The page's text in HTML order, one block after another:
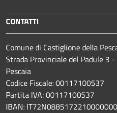
CONTATTI
Comune di Castiglione della
Strada Provinciale del Padule 3
Pescaia
Codice Fiscale: 00117100537
Partita IVA: 00117100537
IBAN: